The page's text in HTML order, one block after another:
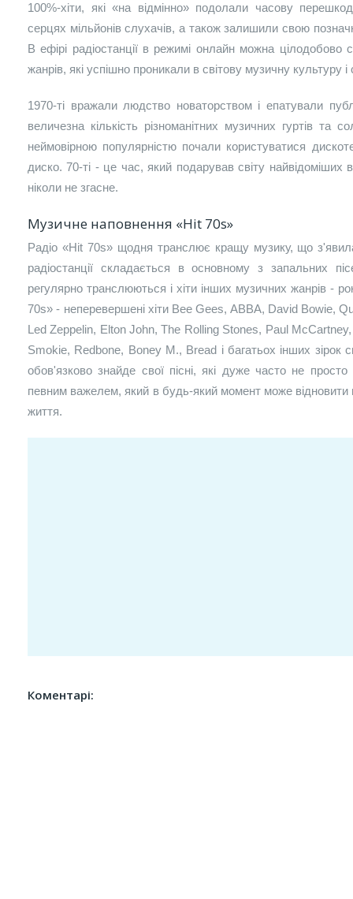
100%-хіти, які «на відмінно» подолали часову
серцях мільйонів слухачів, а також залишили свою
В ефірі радіостанції в режимі онлайн можна цілодобово
жанрів, які успішно проникали в світову музичну культуру
1970-ті вражали людство новаторством і епатували
величезна кількість різноманітних музичних гуртів та
неймовірною популярністю почали користуватися
диско. 70-ті - це час, який подарував світу найвідоміших
ніколи не згасне.
Музичне наповнення «Hit 70s»
Радіо «Hit 70s» щодня транслює кращу музику, що
радіостанції складається в основному з запальних
регулярно транслюються і хіти інших музичних жанрів -
70s» - неперевершені хіти Bee Gees, ABBA, David Bowie,
Led Zeppelin, Elton John, The Rolling Stones, Paul
Smokie, Redbone, Boney M., Bread і багатьох інших зірок
обов'язково знайде свої пісні, які дуже часто не
певним важелем, який в будь-який момент може відновити
життя.
Коментарі: